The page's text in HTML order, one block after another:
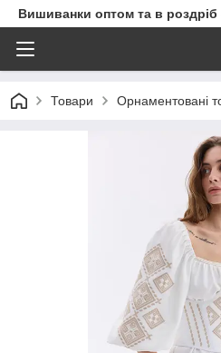
Вишиванки оптом та в роздріб
Товари Орнаментовані